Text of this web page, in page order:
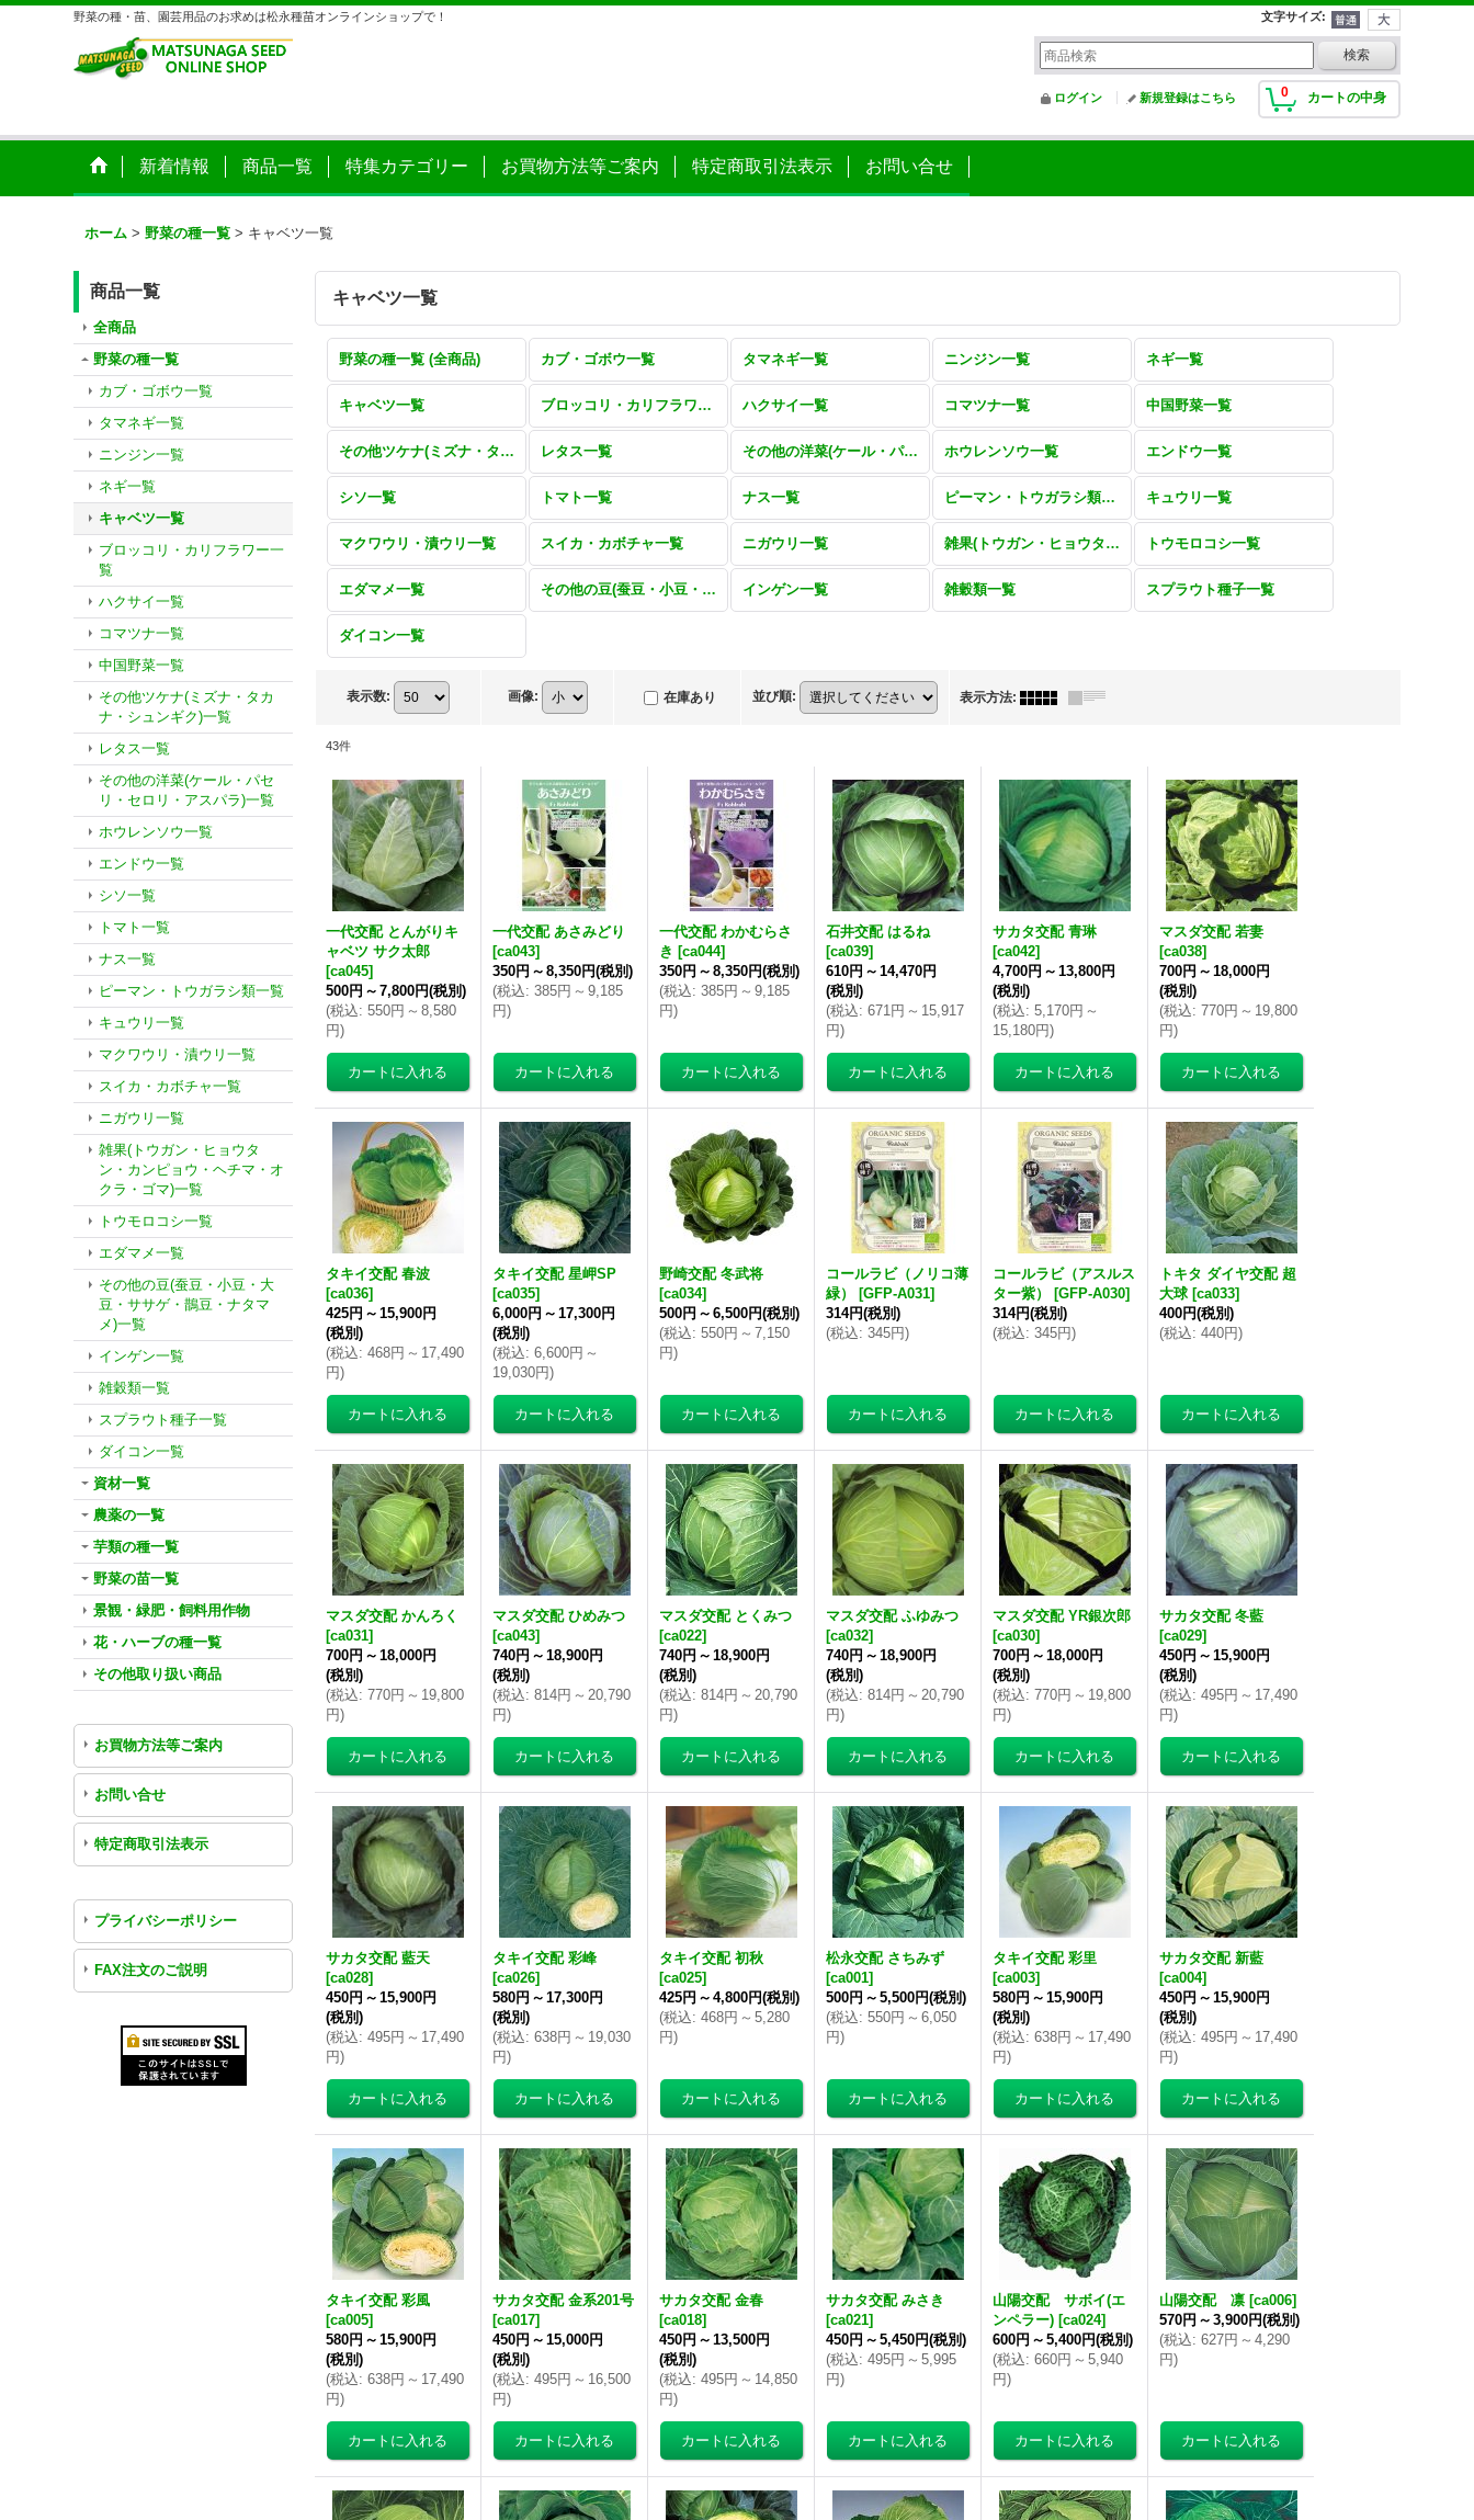
野菜の種・苗、園芸用品のお求めは松永種苗オンラインショップで！ 文字サイズ:
0 カートの中身
ログイン 新規登録はこちら
新着情報 商品一覧 特集カテゴリー お買物方法等ご案内 特定商取引法表示 お問い合せ
ホーム > 野菜の種一覧 > キャベツ一覧
商品一覧
全商品
野菜の種一覧
カブ・ゴボウ一覧
タマネギ一覧
ニンジン一覧
ネギ一覧
キャベツ一覧
ブロッコリ・カリフラワー一
覧
ハクサイ一覧
コマツナ一覧
中国野菜一覧
その他ツケナ(ミズナ・タカ
ナ・シュンギク)一覧
レタス一覧
その他の洋菜(ケール・パセ
リ・セロリ・アスパラ)一覧
ホウレンソウ一覧
エンドウ一覧
シソ一覧
トマト一覧
ナス一覧
ピーマン・トウガラシ類一覧
キュウリ一覧
マクワウリ・漬ウリ一覧
スイカ・カボチャ一覧
ニガウリ一覧
雑果(トウガン・ヒョウタ
ン・カンピョウ・ヘチマ・オ
クラ・ゴマ)一覧
トウモロコシ一覧
エダマメ一覧
その他の豆(蚕豆・小豆・大
豆・ササゲ・鵲豆・ナタマ
メ)一覧
インゲン一覧
雑穀類一覧
スプラウト種子一覧
ダイコン一覧
資材一覧
農薬の一覧
芋類の種一覧
野菜の苗一覧
景観・緑肥・飼料用作物
花・ハーブの種一覧
その他取り扱い商品
お買物方法等ご案内
お問い合せ
特定商取引法表示
プライバシーポリシー
FAX注文のご説明
キャベツ一覧
野菜の種一覧 (全商品) カブ・ゴボウ一覧 タマネギ一覧 ニンジン一覧 ネギ一覧
キャベツ一覧 ブロッコリ・カリフラワー一覧 ハクサイ一覧 コマツナ一覧 中国野菜一覧
その他ツケナ(ミズナ・タカナ・シュンギク)一覧 レタス一覧 その他の洋菜(ケール・パセリ・セロリ・アスパラ)一覧 ホウレンソウ一覧 エンドウ一覧
シソ一覧 トマト一覧 ナス一覧 ピーマン・トウガラシ類一覧 キュウリ一覧
マクワウリ・漬ウリ一覧 スイカ・カボチャ一覧 ニガウリ一覧 雑果(トウガン・ヒョウタン・カンピョウ・ヘチマ・オクラ・ゴマ)一覧 トウモロコシ一覧
エダマメ一覧 その他の豆(蚕豆・小豆・大豆・ササゲ・鵲豆・ナタマメ)一覧 インゲン一覧 雑穀類一覧 スプラウト種子一覧
ダイコン一覧
表示数: 画像: 在庫あり 並び順: 表示方法:
43件
一代交配 とんがりキ
ャベツ サク太郎
[ca045]
500円 ～ 7,800円(税別)
(税込: 550円 ～ 8,580
円)
一代交配 あさみどり
[ca043]
350円 ～ 8,350円(税別)
(税込: 385円 ～ 9,185
円)
一代交配 わかむらさ
き [ca044]
350円 ～ 8,350円(税別)
(税込: 385円 ～ 9,185
円)
石井交配 はるね
[ca039]
610円 ～ 14,470円
(税別)
(税込: 671円 ～ 15,917
円)
サカタ交配 青琳
[ca042]
4,700円 ～ 13,800円
(税別)
(税込: 5,170円 ～
15,180円)
マスダ交配 若妻
[ca038]
700円 ～ 18,000円
(税別)
(税込: 770円 ～ 19,800
円)
タキイ交配 春波
[ca036]
425円 ～ 15,900円
(税別)
(税込: 468円 ～ 17,490
円)
タキイ交配 星岬SP
[ca035]
6,000円 ～ 17,300円
(税別)
(税込: 6,600円 ～
19,030円)
野崎交配 冬武将
[ca034]
500円 ～ 6,500円(税別)
(税込: 550円 ～ 7,150
円)
コールラビ（ノリコ薄
緑）
[GFP-A031]
314円(税別)
(税込: 345円)
コールラビ（アスルス
ター紫）
[GFP-A030]
314円(税別)
(税込: 345円)
トキタ ダイヤ交配 超
大球 [ca033]
400円(税別)
(税込: 440円)
マスダ交配 かんろく
[ca031]
700円 ～ 18,000円
(税別)
(税込: 770円 ～ 19,800
円)
マスダ交配 ひめみつ
[ca043]
740円 ～ 18,900円
(税別)
(税込: 814円 ～ 20,790
円)
マスダ交配 とくみつ
[ca022]
740円 ～ 18,900円
(税別)
(税込: 814円 ～ 20,790
円)
マスダ交配 ふゆみつ
[ca032]
740円 ～ 18,900円
(税別)
(税込: 814円 ～ 20,790
円)
マスダ交配 YR銀次郎
[ca030]
700円 ～ 18,000円
(税別)
(税込: 770円 ～ 19,800
円)
サカタ交配 冬藍
[ca029]
450円 ～ 15,900円
(税別)
(税込: 495円 ～ 17,490
円)
サカタ交配 藍天
[ca028]
450円 ～ 15,900円
(税別)
(税込: 495円 ～ 17,490
円)
タキイ交配 彩峰
[ca026]
580円 ～ 17,300円
(税別)
(税込: 638円 ～ 19,030
円)
タキイ交配 初秋
[ca025]
425円 ～ 4,800円(税別)
(税込: 468円 ～ 5,280
円)
松永交配 さちみず
[ca001]
500円 ～ 5,500円(税別)
(税込: 550円 ～ 6,050
円)
タキイ交配 彩里
[ca003]
580円 ～ 15,900円
(税別)
(税込: 638円 ～ 17,490
円)
サカタ交配 新藍
[ca004]
450円 ～ 15,900円
(税別)
(税込: 495円 ～ 17,490
円)
タキイ交配 彩風
[ca005]
580円 ～ 15,900円
(税別)
(税込: 638円 ～ 17,490
円)
サカタ交配 金系201号
[ca017]
450円 ～ 15,000円
(税別)
(税込: 495円 ～ 16,500
円)
サカタ交配 金春
[ca018]
450円 ～ 13,500円
(税別)
(税込: 495円 ～ 14,850
円)
サカタ交配 みさき
[ca021]
450円 ～ 5,450円(税別)
(税込: 495円 ～ 5,995
円)
山陽交配 サボイ(エ
ンペラー) [ca024]
600円 ～ 5,400円(税別)
(税込: 660円 ～ 5,940
円)
山陽交配 凛 [ca006]
570円 ～ 3,900円(税別)
(税込: 627円 ～ 4,290
円)